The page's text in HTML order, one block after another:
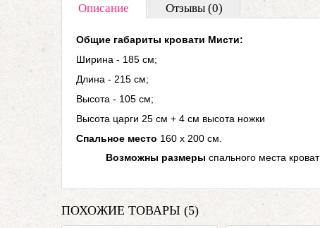
Описание Отзывы (0)
Общие габариты кровати Мисти:
Ширина - 185 см;
Длина - 215 см;
Высота - 105 см;
Высота царги 25 см + 4 см высота ножки
Спальное место 160 х 200 см.
Возможны размеры спального места
ПОХОЖИЕ ТОВАРЫ (5)